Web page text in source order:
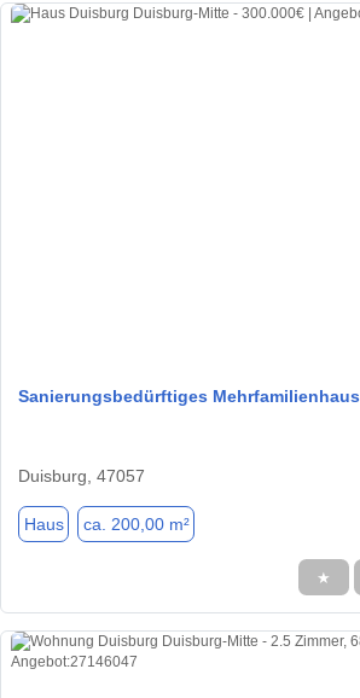
Sanierungsbedürftiges Mehrfamilienhaus
Duisburg, 47057
Haus ca. 200,00 m²
★